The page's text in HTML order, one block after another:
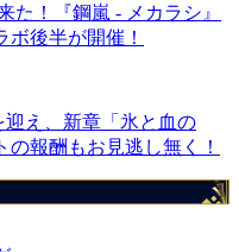
た！『鋼嵐 - メカラシ』
後半が開催！
迎え、新章「氷と血の
報酬もお見逃し無く！